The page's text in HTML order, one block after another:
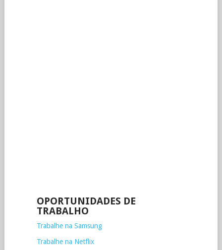
OPORTUNIDADES DE
TRABALHO
Trabalhe na Samsung
Trabalhe na Netflix